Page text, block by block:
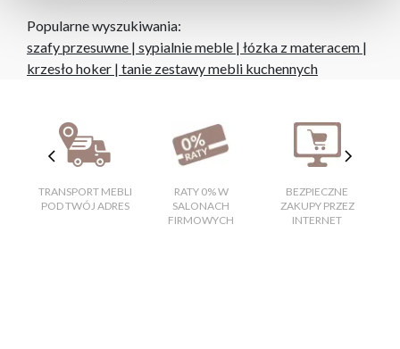
Popularne wyszukiwania:
szafy przesuwne | sypialnie meble | łózka z materacem |
krzesło hoker | tanie zestawy mebli kuchennych
TRANSPORT MEBLI
POD TWÓJ ADRES
RATY 0% W
SALONACH
FIRMOWYCH
BEZPIECZNE
ZAKUPY PRZEZ
INTERNET